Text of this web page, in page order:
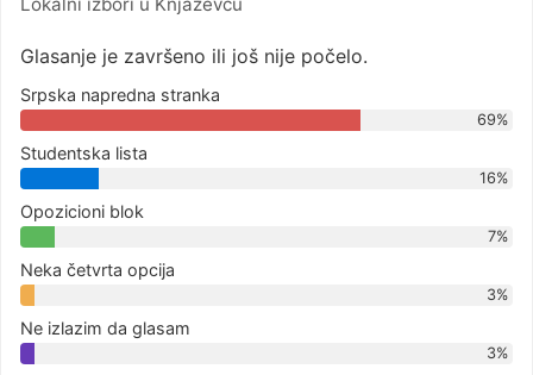
Glasanje je završeno ili još nije počelo.
Srpska napredna stranka
69%
Studentska lista
16%
Opozicioni blok
7%
Neka četvrta opcija
3%
Ne izlazim da glasam
3%